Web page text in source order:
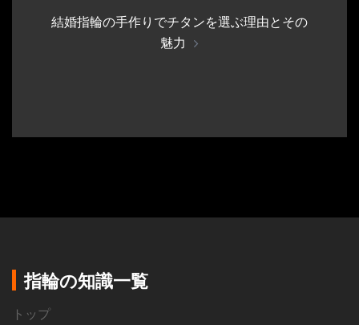
結婚指輪の手作りでチタンを選ぶ理由とその
魅力
指輪の知識一覧
トップ